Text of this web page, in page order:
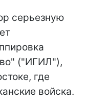
серьезную
("ИГИЛ"),
где
войска.